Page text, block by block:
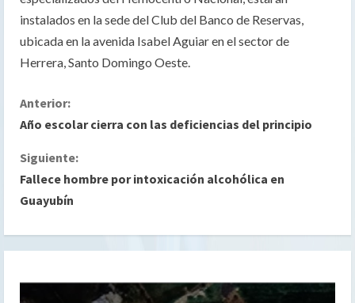
instalados en la sede del Club del Banco de Reservas,
ubicada en la avenida Isabel Aguiar en el sector de
Herrera, Santo Domingo Oeste.
S
g
u
e
l
Anterior:
Año escolar cierra con las deficiencias del principio
Siguiente:
Fallece hombre por intoxicación alcohólica en
Guayubín